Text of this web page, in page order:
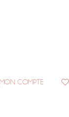
MON COMPTE